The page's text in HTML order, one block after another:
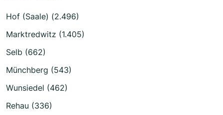
Hof (Saale) (2.496)
Marktredwitz (1.405)
Selb (662)
Münchberg (543)
Wunsiedel (462)
Rehau (336)